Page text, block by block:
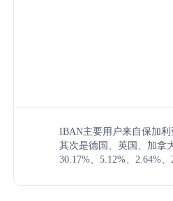
IBAN主要用户来自保加
其次是德国、英国、加拿
30.17%、5.12%、2.64%